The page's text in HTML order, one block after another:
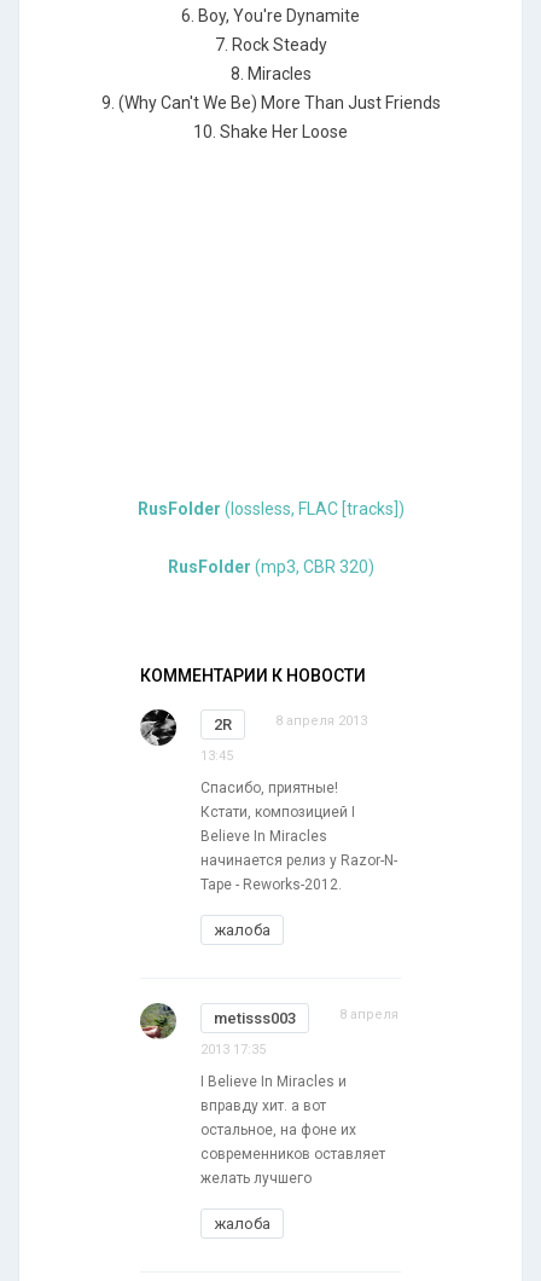
6. Boy, You're Dynamite
7. Rock Steady
8. Miracles
9. (Why Can't We Be) More Than Just Friends
10. Shake Her Loose
RusFolder (lossless, FLAC [tracks])
RusFolder (mp3, CBR 320)
КОММЕНТАРИИ К НОВОСТИ
2R 8 апреля 2013
13:45
Спасибо, приятные!
Кстати, композицией I
Believe In Miracles
начинается релиз у Razor-N-
Tape - Reworks-2012.
жалоба
metisss003 8 апреля
2013 17:35
I Believe In Miracles и
вправду хит. а вот
остальное, на фоне их
современников оставляет
желать лучшего
жалоба